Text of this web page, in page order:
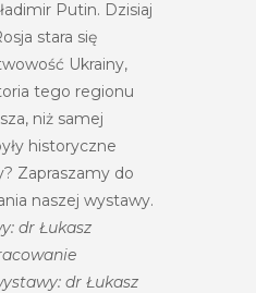
Putin. Dzisiaj
stara się
Ukrainy,
tego regionu
niż samej
historyczne
Zapraszamy do
naszej wystawy.
dr Łukasz
dr Łukasz